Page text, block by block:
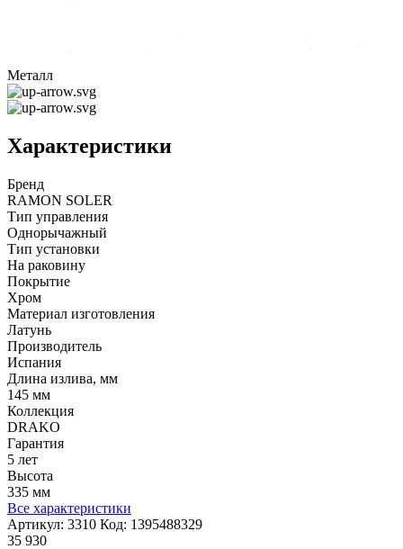
Металл
Характеристики
Бренд
RAMON SOLER
Тип управления
Однорычажный
Тип установки
На раковину
Покрытие
Хром
Материал изготовления
Латунь
Производитель
Испания
Длина излива, мм
145 мм
Коллекция
DRAKO
Гарантия
5 лет
Высота
335 мм
Все характеристики
Артикул: 3310 Код: 1395488329
35 930